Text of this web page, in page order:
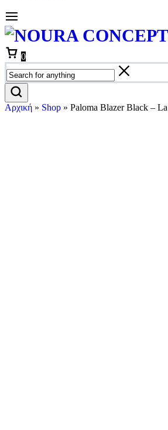
Cart
0
Αρχική » Shop » Paloma Blazer Black –